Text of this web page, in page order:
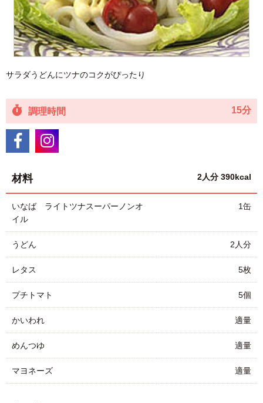
サラダうどんにツナのコクがぴったり
調理時間 15分
材料 2人分 390kcal
いなば ライトツナスーパーノンオ
イル
1缶
うどん 2人分
レタス 5枚
プチトマト 5個
かいわれ 適量
めんつゆ 適量
マヨネーズ 適量